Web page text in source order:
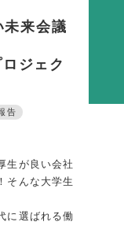
全国行事
同好会活動
その他の活動
未来会議
ジェク
告
生が良い会社
そんな大学生
に選ばれる働